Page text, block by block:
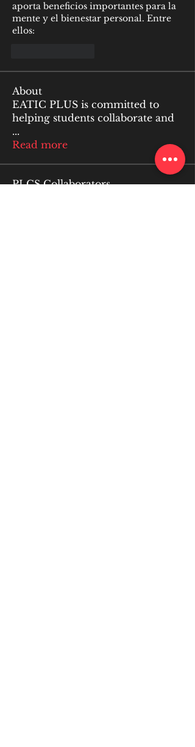
aporta beneficios importantes para la
mente y el bienestar personal. Entre
ellos:
About
EATIC PLUS is committed to
helping students collaborate and
...
Read more
PLCS Collaborators